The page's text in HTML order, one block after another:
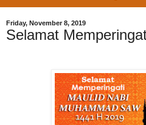
Friday, November 8, 2019
Selamat